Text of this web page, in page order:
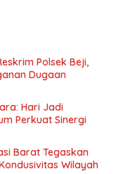
Polsek Beji,
Dugaan
Hari Jadi
Perkuat Sinergi
Barat Tegaskan
Wilayah